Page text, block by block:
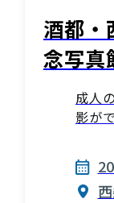
酒都・
念写真
成人
影が